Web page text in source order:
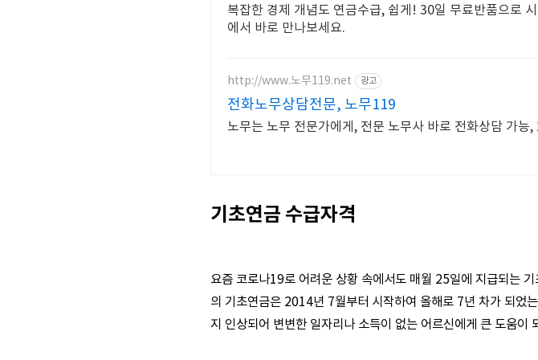
복잡한 경제 개념도 연금수급, 쉽게! 30일 무료반품으로
에서 바로 만나보세요.
http://www.노무119.net 광고
전화노무상담전문, 노무119
노무는 노무 전문가에게, 전문 노무사 바로 전화상담 가능,
기초연금 수급자격
요즘 코로나19로 어려운 상황 속에서도 매월 25일에 지급되는
의 기초연금은 2014년 7월부터 시작하여 올해로 7년 차가 되었
지 인상되어 변변한 일자리나 소득이 없는 어르신에게 큰 도움이